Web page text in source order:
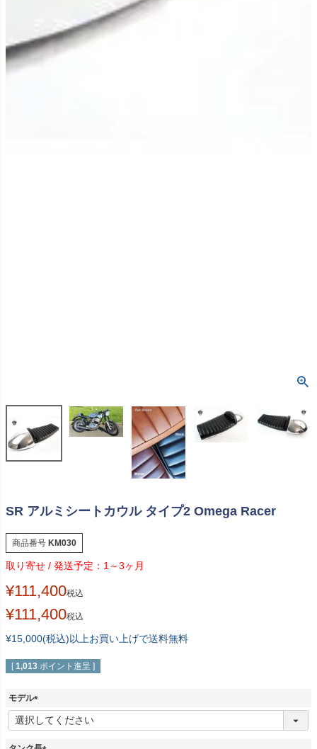
SR アルミシートカウル タイプ2 Omega Racer
商品番号 KM030
1～3ヶ月
¥111,400税込
¥111,400税込
¥15,000(税込)以上お買い上げで送料無料
[ 1,013 ポイント進呈 ]
モデル
(
必